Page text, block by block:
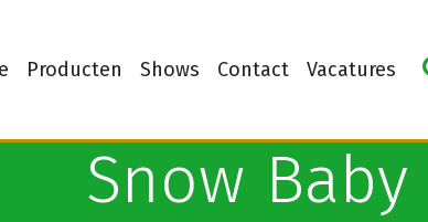
Producten Shows Contact Vacatures
Snow Baby